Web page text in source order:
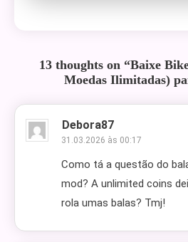
13 thoughts on “Baixe
Moedas Ilimitadas)
Debora87
31.03.2026 às 00:17
Como tá a questão do
mod? A unlimited coins
rola umas balas? Tmj!